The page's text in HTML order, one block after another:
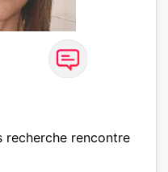
recherche rencontre